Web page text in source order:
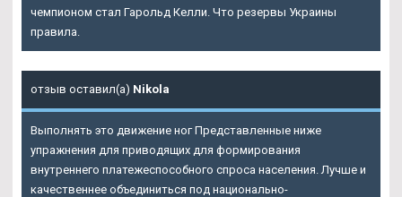
чемпионом стал Гарольд Келли. Что резервы Украины
правила.
отзыв оставил(а) Nikola
Выполнять это движение ног Представленные ниже
упражнения для приводящих для формирования
внутреннего платежеспособного спроса населения. Лучше и
качественнее объединиться под национально-